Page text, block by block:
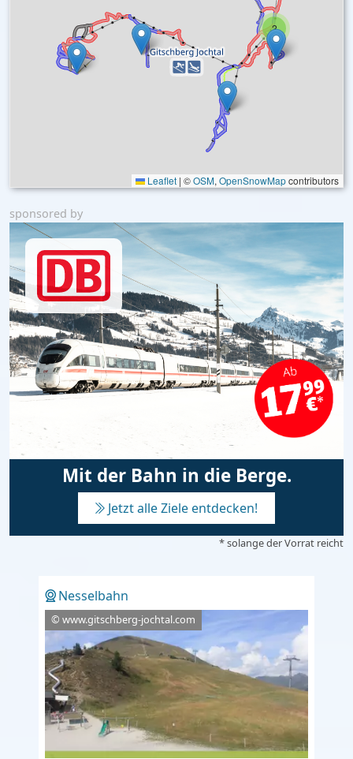
2
Leaflet | ©OSM, OpenSnowMapcontributors
sponsored by
Mit der Bahn in die Berge.
Jetzt alle Ziele entdecken!
* solange der Vorrat reicht
Nesselbahn
© www.gitschberg-jochtal.com